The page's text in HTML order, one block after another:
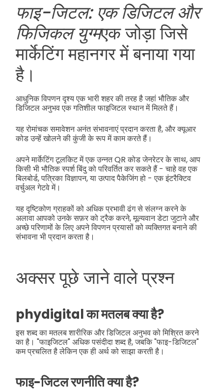
फाइ-जिटल: एक डिजिटल और
फिजिकल युग्मएक जोड़ा जिसे
मार्केटिंग महानगर में बनाया गया
है।
आधुनिक विपणन दृश्य एक भारी शहर की तरह है जहां भौतिक और
डिजिटल अनुभव एक गतिशील फाइजिटल स्थान में मिलते हैं।
यह रोमांचक समावेशन अनंत संभावनाएं प्रदान करता है, और क्यूआर
कोड उन्हें खोलने की कुंजी के रूप में काम करते हैं।
अपने मार्केटिंग टूलकिट में एक उन्नत QR कोड जेनरेटर के साथ, आप
किसी भी भौतिक स्पर्श बिंदु को परिवर्तित कर सकते हैं - चाहे वह एक
बिलबोर्ड, पत्रिका विज्ञापन, या उत्पाद पैकेजिंग हो - एक इंटरैक्टिव
वर्चुअल गेटवे में।
यह दृष्टिकोण ग्राहकों को अधिक प्रभावी ढंग से संलग्न करने के
अलावा आपको उनके सफ़र को ट्रैक करने, मूल्यवान डेटा जुटाने और
अच्छे परिणामों के लिए अपने विपणन प्रयासों को व्यक्तिगत बनाने की
संभावना भी प्रदान करता है।
अक्सर पूछे जाने वाले प्रश्न
phydigital का मतलब क्या है?
इस शब्द का मतलब शारीरिक और डिजिटल अनुभव को मिश्रित करने
का है। "फाइजिटल" अधिक पसंदीदा शब्द है, जबकि "फाइ-डिजिटल"
कम प्रचलित है लेकिन एक ही अर्थ को साझा करती है।
फाइ-जिटल रणनीति क्या है?